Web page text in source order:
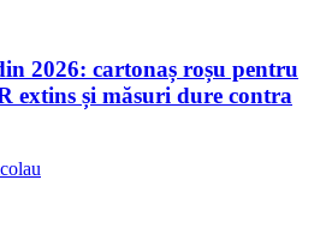
2026: cartonaș roșu pentru
extins și măsuri dure contra